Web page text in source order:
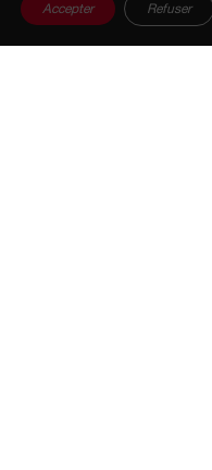
Accepter Refuser